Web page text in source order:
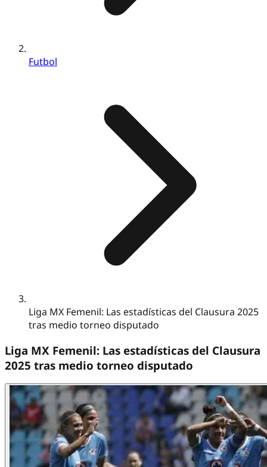
Futbol
Liga MX Femenil: Las estadísticas del Clausura 2025
tras medio torneo disputado
Liga MX Femenil: Las estadísticas del Clausura
2025 tras medio torneo disputado